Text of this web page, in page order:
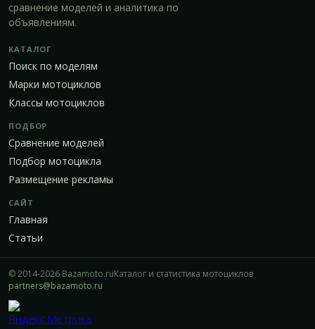
сравнение моделей и аналитика по
объявлениям.
КАТАЛОГ
Поиск по моделям
Марки мотоциклов
Классы мотоциклов
ПОДБОР
Сравнение моделей
Подбор мотоцикла
Размещение рекламы
САЙТ
Главная
Статьи
© 2014-2026 Bazamoto.ruКаталог и статистика мотоциклов
partners@bazamoto.ru